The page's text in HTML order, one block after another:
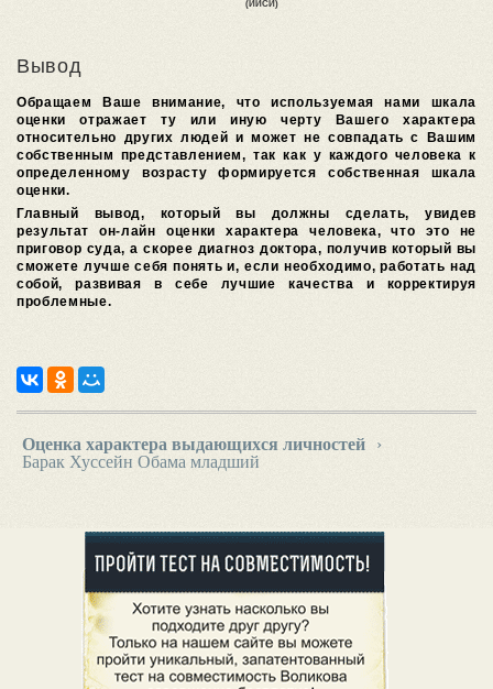
Вывод
Обращаем Ваше внимание, что используемая нами шкала
оценки отражает ту или иную черту Вашего характера
относительно других людей и может не совпадать с Вашим
собственным представлением, так как у каждого человека к
определенному возрасту формируется собственная шкала
оценки.
Главный вывод, который вы должны сделать, увидев
результат он-лайн оценки характера человека, что это не
приговор суда, а скорее диагноз доктора, получив который вы
сможете лучше себя понять и, если необходимо, работать над
собой, развивая в себе лучшие качества и корректируя
проблемные.
Оценка характера выдающихся личностей
›
Барак Хуссейн Обама младший